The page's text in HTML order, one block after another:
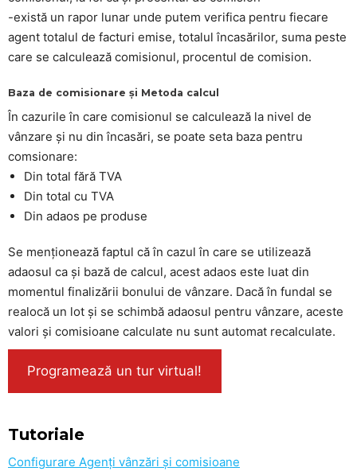
-există un rapor lunar unde putem verifica pentru fiecare
agent totalul de facturi emise, totalul încasărilor, suma peste
care se calculează comisionul, procentul de comision.
Baza de comisionare și Metoda calcul
În cazurile în care comisionul se calculează la nivel de
vânzare și nu din încasări, se poate seta baza pentru
comsionare:
Din total fără TVA
Din total cu TVA
Din adaos pe produse
Se menționează faptul că în cazul în care se utilizează
adaosul ca și bază de calcul, acest adaos este luat din
momentul finalizării bonului de vânzare. Dacă în fundal se
realocă un lot și se schimbă adaosul pentru vânzare, aceste
valori și comisioane calculate nu sunt automat recalculate.
Programează un tur virtual!
Tutoriale
Configurare Agenți vânzări și comisioane